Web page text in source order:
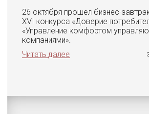
26 октября прошел бизнес-
XVI конкурса «Доверие
«Управление комфортом
компаниями».
Читать далее